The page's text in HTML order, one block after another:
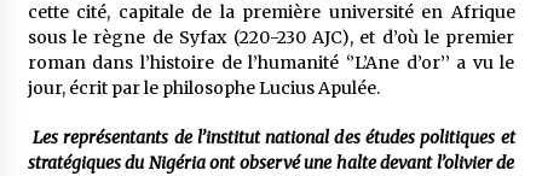
cette cité, capitale de la première université en Afrique
sous le règne de Syfax (220-230 AJC), et d’où le premier
roman dans l’histoire de l’humanité ‘’L’Ane d’or’’ a vu le
jour, écrit par le philosophe Lucius Apulée.
Les représentants de l’institut national des études politiques et
stratégiques du Nigéria ont observé une halte devant l’olivier de